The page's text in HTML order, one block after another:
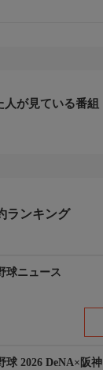
が見ている番組
ランキング
球ニュース
球 2026 DeNA×阪神